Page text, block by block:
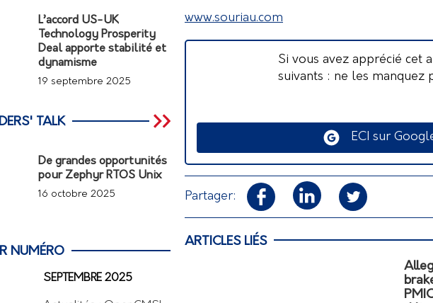
www.souriau.com
Si vous avez apprécié cet
suivants : ne les manquez
ECI sur
Partager:
ARTICLES LIÉS
L’accord US-UK
Technology Prosperity
Deal apporte stabilité et
dynamisme
19 septembre 2025
TALK
De grandes opportunités
pour Zephyr RTOS Unix
16 octobre 2025
NUMÉRO
SEPTEMBRE 2025